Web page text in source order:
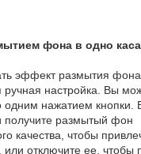
фона в одно
эффект размытия
настройка. Вы
одним нажатием кнопки.
получите размытый фон
качества, чтобы
или отключите ее, чтобы